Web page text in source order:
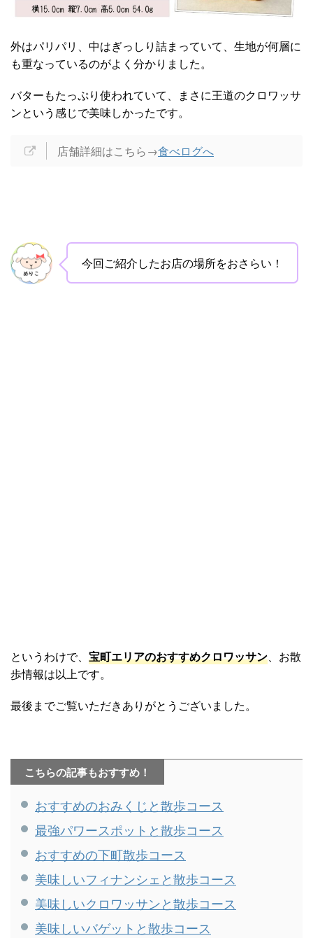
外はパリパリ、中はぎっしり詰まっていて、生地が何層に
も重なっているのがよく分かりました。
バターもたっぷり使われていて、まさに王道のクロワッサ
ンという感じで美味しかったです。
店舗詳細はこちら→食べログへ
今回ご紹介したお店の場所をおさらい！
というわけで、 宝町エリアのおすすめクロワッサン、お散
歩情報は以上です。
最後までご覧いただきありがとうございました。
こちらの記事もおすすめ！
おすすめのおみくじと散歩コース
最強パワースポットと散歩コース
おすすめの下町散歩コース
美味しいフィナンシェと散歩コース
美味しいクロワッサンと散歩コース
美味しいバゲットと散歩コース